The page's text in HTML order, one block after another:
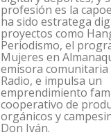
profesión es la
ha sido estratega
proyectos como
Periodismo, el
Mujeres en
emisora comunitaria
Radio, e impulsa un
emprendimiento
cooperativo de
orgánicos y
Don Iván.